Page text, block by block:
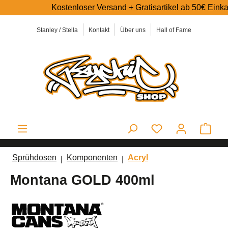
Stanley / Stella Kontakt Über uns Hall of Fame
Kostenloser Versand + Gratisartikel ab 50€
Sprühdosen Komponenten Acryl
Montana GOLD 400ml